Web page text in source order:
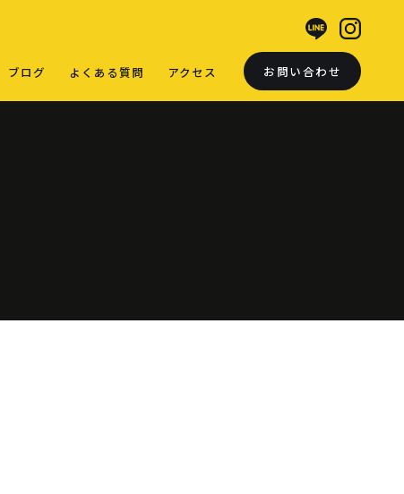
ブログ よくある質問 アクセス お問い合わせ